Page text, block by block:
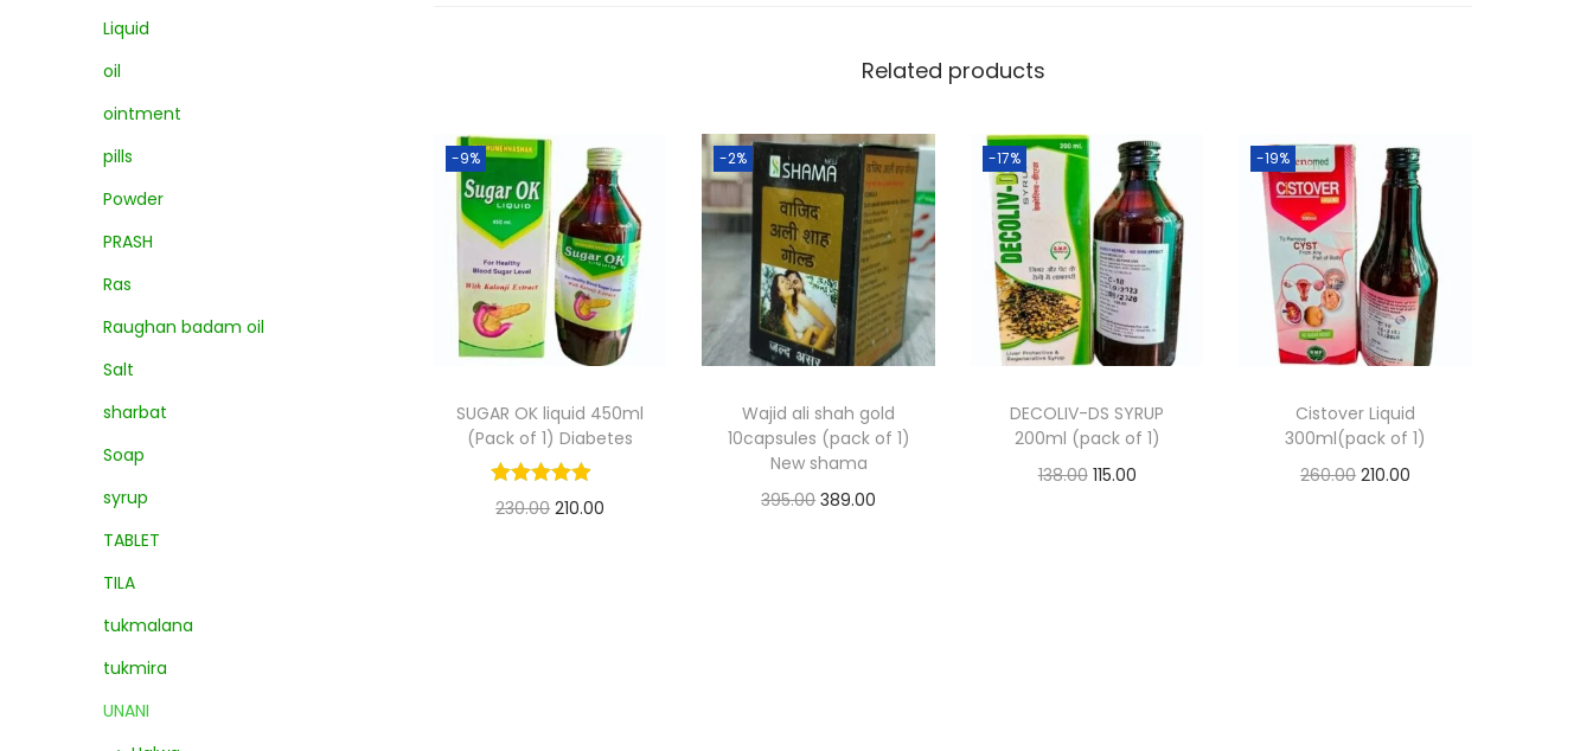
Related products
-9%
SUGAR OK liquid 450ml
(Pack of 1) Diabetes
230.00 210.00
-2%
Wajid ali shah gold
10capsules (pack of 1)
New shama
395.00 389.00
-17%
DECOLIV-DS SYRUP
200ml (pack of 1)
138.00 115.00
-19%
Cistover Liquid
300ml(pack of 1)
260.00 210.00
Liquid
oil
ointment
pills
Powder
PRASH
Ras
Raughan badam oil
Salt
sharbat
Soap
syrup
TABLET
TILA
tukmalana
tukmira
UNANI